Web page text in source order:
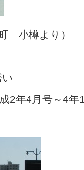
小樽より）
年4月号～4年